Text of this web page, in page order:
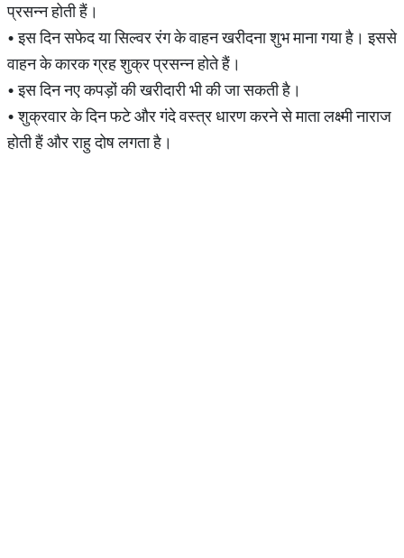
प्रसन्न होती हैं।
• इस दिन सफेद या सिल्वर रंग के वाहन खरीदना शुभ माना गया है। इससे
वाहन के कारक ग्रह शुक्र प्रसन्न होते हैं।
• इस दिन नए कपड़ों की खरीदारी भी की जा सकती है।
• शुक्रवार के दिन फटे और गंदे वस्त्र धारण करने से माता लक्ष्मी नाराज
होती हैं और राहु दोष लगता है।